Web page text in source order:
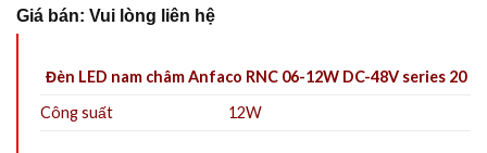
Giá bán: Vui lòng liên hệ
Đèn LED nam châm Anfaco RNC 06-12W DC-48V series 20
Công suất
12W